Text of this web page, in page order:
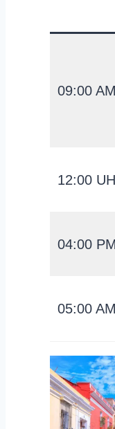
09:00 AM
12:00
04:00 PM
05:00 AM